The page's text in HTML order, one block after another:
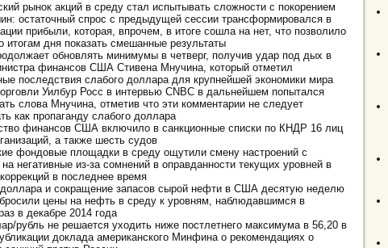
рынок акций в среду стал испытывать сложности с покорением
остаточный спрос с предыдущей сессии трансформировался в
прибыли, которая, впрочем, в итоге сошла на нет, что позволило
итогам дня показать смешанные результаты
обновлять минимумы в четверг, получив удар под дых в
финансов США Стивена Мнучина, который отметил
последствия слабого доллара для крупнейшей экономики мира
Уилбур Росс в интервью CNBC в дальнейшем попытался
слова Мнучина, отметив что эти комментарии не следует
как пропаганду слабого доллара
финансов США включило в санкционные списки по КНДР 16 лиц
а также шесть судов
фондовые площадки в среду ощутили смену настроений с
на негативные из-за сомнений в оправданности текущих уровней в
в последнее время
доллара и сокращение запасов сырой нефти в США десятую неделю
цены на нефть в среду к уровням, наблюдавшимся в
в декабре 2014 года
рубль не решается уходить ниже постлетнего максимума в 56,20 в
доклада американского Минфина о рекомендациях о